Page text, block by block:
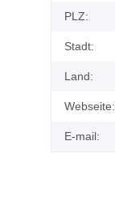
PLZ:
Stadt:
Land:
Webseite:
E-mail: